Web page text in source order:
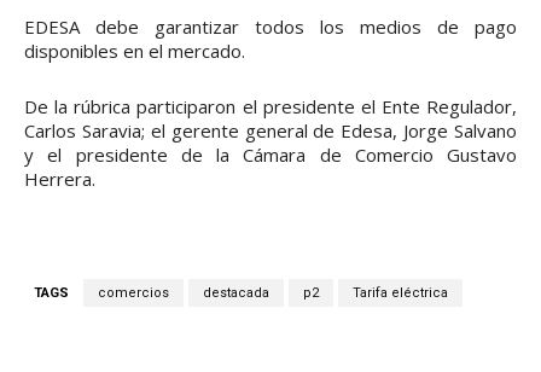
EDESA debe garantizar todos los medios de pago
disponibles en el mercado.
De la rúbrica participaron el presidente el Ente Regulador,
Carlos Saravia; el gerente general de Edesa, Jorge Salvano
y el presidente de la Cámara de Comercio Gustavo
Herrera.
TAGS comercios destacada p2 Tarifa eléctrica